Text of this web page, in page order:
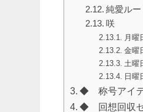
純愛ルー
咲
月
金曜
土曜
日曜
◆ 称号アイテ
◆ 回想回収セ